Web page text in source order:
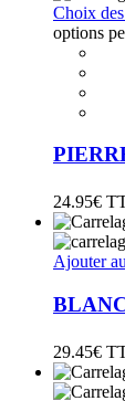
Choix
options
24.95€
Ajouter
29.45€